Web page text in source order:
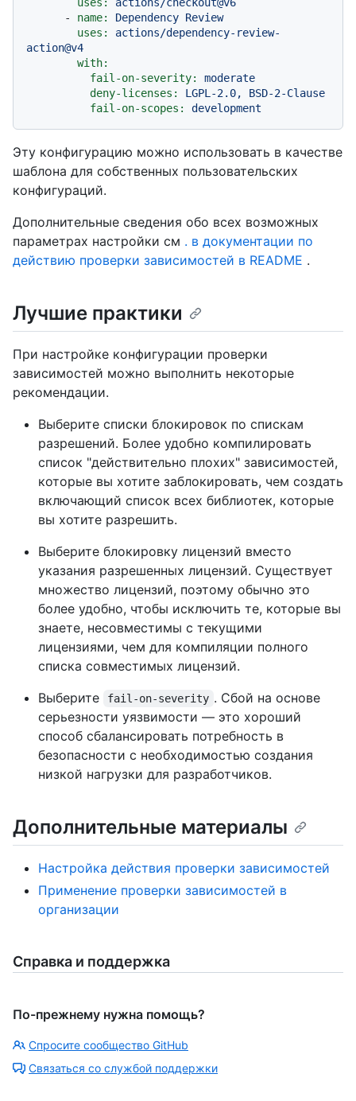
-
name: Dependency Review
uses:
actions/dependency-review-
action@v4
with:
fail-on-severity:
moderate
deny-licenses:
LGPL-2.0,
BSD-2-Clause
fail-on-scopes:
development
Эту конфигурацию можно использовать в качестве
шаблона для собственных пользовательских
конфигураций.
Дополнительные сведения обо всех возможных
параметрах настройки см . в документации по
действию проверки зависимостей в README .
Лучшие практики
При настройке конфигурации проверки
зависимостей можно выполнить некоторые
рекомендации.
Выберите списки блокировок по спискам
разрешений. Более удобно компилировать
список "действительно плохих" зависимостей,
которые вы хотите заблокировать, чем создать
включающий список всех библиотек, которые
вы хотите разрешить.
Выберите блокировку лицензий вместо
указания разрешенных лицензий. Существует
множество лицензий, поэтому обычно это
более удобно, чтобы исключить те, которые вы
знаете, несовместимы с текущими
лицензиями, чем для компиляции полного
списка совместимых лицензий.
Выберите
fail-on-severity . Сбой на основе
серьезности уязвимости — это хороший
способ сбалансировать потребность в
безопасности с необходимостью создания
низкой нагрузки для разработчиков.
Дополнительные материалы
Настройка действия проверки зависимостей
Применение проверки зависимостей в
организации
Справка и поддержка
По-прежнему нужна помощь?
Спросите сообщество GitHub
Связаться со службой поддержки